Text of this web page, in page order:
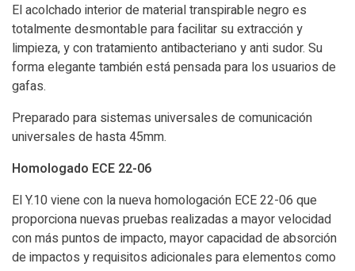
El acolchado interior de material transpirable negro es
totalmente desmontable para facilitar su extracción y
limpieza, y con tratamiento antibacteriano y anti sudor. Su
forma elegante también está pensada para los usuarios de
gafas.
Preparado para sistemas universales de comunicación
universales de hasta 45mm.
Homologado ECE 22-06
El Y.10 viene con la nueva homologación ECE 22-06 que
proporciona nuevas pruebas realizadas a mayor velocidad
con más puntos de impacto, mayor capacidad de absorción
de impactos y requisitos adicionales para elementos como